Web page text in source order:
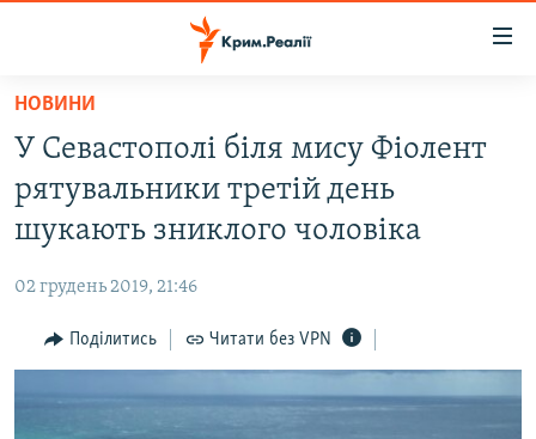
Перейти
основного
матеріалу
Перейти
до
основної
навігації
Перейти
до
ВІДЕО ТА ФОТО
БЛОГИ
ПОГЛЯД
ВСЕ ЗА ДЕНЬ
НОВИНИ
У Севастополі біля мису Фіолент
рятувальники третій день
шукають зниклого чоловіка
02 грудень 2019, 21:46
Поділитись Читати без VPN